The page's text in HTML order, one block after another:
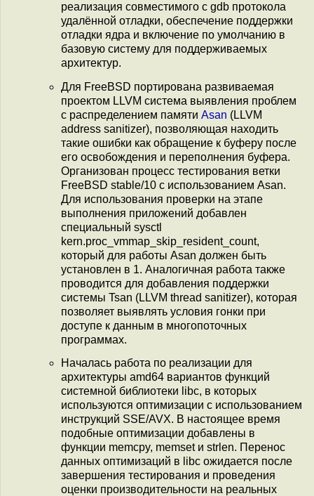
реализация совместимого с gdb протокола
удалённой отладки, обеспечение поддержки
отладки ядра и включение по умолчанию в
базовую систему для поддерживаемых
архитектур.
Для FreeBSD портирована развиваемая
проектом LLVM система выявления проблем
с распределением памяти Asan (LLVM
address sanitizer), позволяющая находить
такие ошибки как обращение к буферу после
его освобождения и переполнения буфера.
Организован процесс тестирования ветки
FreeBSD stable/10 с использованием Asan.
Для использования проверки на этапе
выполнения приложений добавлен
специальный sysctl
kern.proc_vmmap_skip_resident_count,
который для работы Asan должен быть
установлен в 1. Аналогичная работа также
проводится для добавления поддержки
системы Tsan (LLVM thread sanitizer), которая
позволяет выявлять условия гонки при
доступе к данным в многопоточных
программах.
Началась работа по реализации для
архитектуры amd64 вариантов функций
системной библиотеки libc, в которых
используются оптимизации с использованием
инструкций SSE/AVX. В настоящее время
подобные оптимизации добавлены в
функции memcpy, memset и strlen. Перенос
данных оптимизаций в libc ожидается после
завершения тестирования и проведения
оценки производительности на реальных